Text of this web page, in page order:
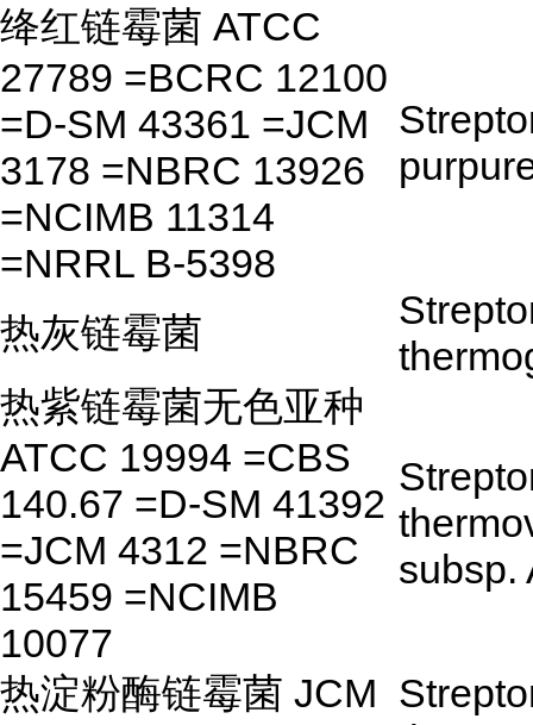
绛红链霉菌 ATCC
27789 =BCRC 12100
=D-SM 43361 =JCM
3178 =NBRC 13926
=NCIMB 11314
=NRRL B-5398
热灰链霉菌
热紫链霉菌无色亚种
ATCC 19994 =CBS
140.67 =D-SM 41392
=JCM 4312 =NBRC
15459 =NCIMB
10077
subsp.
热淀粉酶链霉菌 JCM